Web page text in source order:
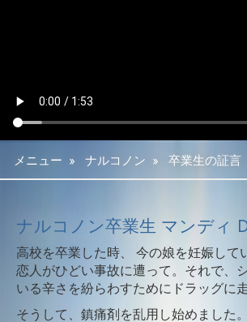
メニュー » ナルコノン » 卒業生の証言
ナルコノン卒業生 マンディ
高校を卒業した時、 今の娘を妊娠して
恋人がひどい事故に遭って。それで、
いる辛さを紛らわすためにドラッグに
そうして、鎮痛剤を乱用し始めました